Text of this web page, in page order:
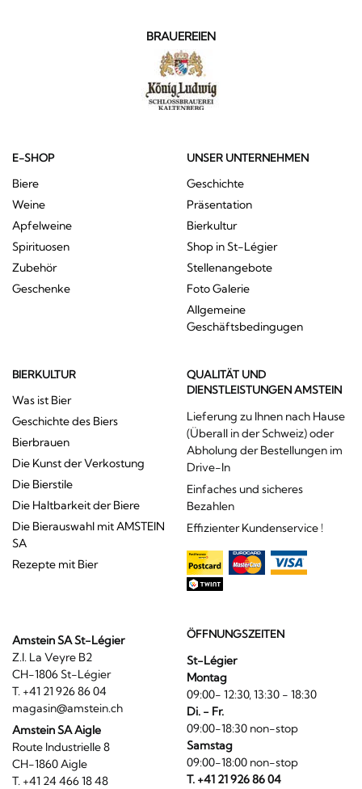
BRAUEREIEN
E-SHOP
Biere
Weine
Apfelweine
Spirituosen
Zubehör
Geschenke
UNSER UNTERNEHMEN
Geschichte
Präsentation
Bierkultur
Shop in St-Légier
Stellenangebote
Foto Galerie
Allgemeine
Geschäftsbedingugen
BIERKULTUR
Was ist Bier
Geschichte des Biers
Bierbrauen
Die Kunst der Verkostung
Die Bierstile
Die Haltbarkeit der Biere
Die Bierauswahl mit AMSTEIN
SA
Rezepte mit Bier
QUALITÄT UND
DIENSTLEISTUNGEN AMSTEIN
Lieferung zu Ihnen nach Hause
(Überall in der Schweiz) oder
Abholung der Bestellungen im
Drive-In
Einfaches und sicheres
Bezahlen
Effizienter Kundenservice !
Amstein SA St-Légier
Z.I. La Veyre B2
CH-1806 St-Légier
T. +41 21 926 86 04
magasin@amstein.ch
Amstein SA Aigle
Route Industrielle 8
CH-1860 Aigle
T. +41 24 466 18 48
ÖFFNUNGSZEITEN
St-Légier
Montag
09:00- 12:30, 13:30 - 18:30
Di. - Fr.
09:00-18:30 non-stop
Samstag
09:00-18:00 non-stop
T. +41 21 926 86 04